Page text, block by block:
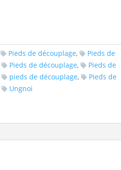
Pieds de découplage,
Pieds de
Pieds de découplage,
Pieds de
pieds de découplage,
Pieds de
Ungnoi